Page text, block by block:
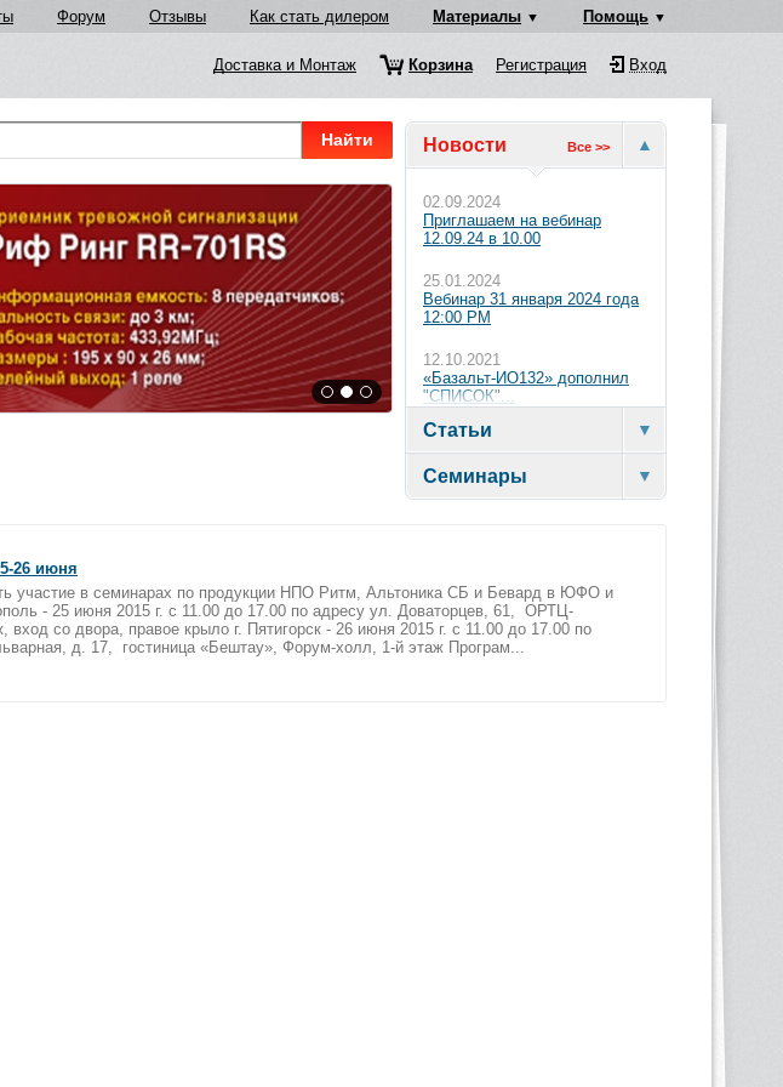
Форум Отзывы Как стать дилером Материалы Помощь
Доставка и Монтаж Корзина Регистрация Вход
Новости Все >>
02.09.2024
Приглашаем на вебинар
12.09.24 в 10.00
25.01.2024
Вебинар 31 января 2024 года
12:00 PM
12.10.2021
«Базальт-ИО132» дополнил
"СПИСОК"...
Статьи
Семинары
Найти
26 июня
участие в семинарах по продукции НПО Ритм, Альтоника СБ и Бевард в ЮФО и
- 25 июня 2015 г. с 11.00 до 17.00 по адресу ул. Доваторцев, 61, ОРТЦ-
со двора, правое крыло г. Пятигорск - 26 июня 2015 г. с 11.00 до 17.00 по
д. 17, гостиница «Бештау», Форум-холл, 1-й этаж Програм...